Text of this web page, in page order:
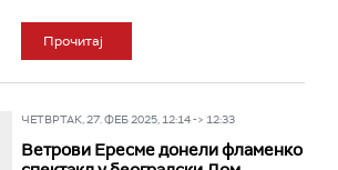
Прочитај
ЧЕТВРТАК, 27. ФЕБ 2025, 12:14 -> 12:33
Ветрови Ересме донели фламенко